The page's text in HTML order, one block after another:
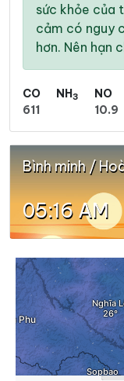
sức khỏe của
cảm có nguy
hơn. Nên hạn
CO
611
NH3
NO
10.9
Bình minh /
05:16 AM